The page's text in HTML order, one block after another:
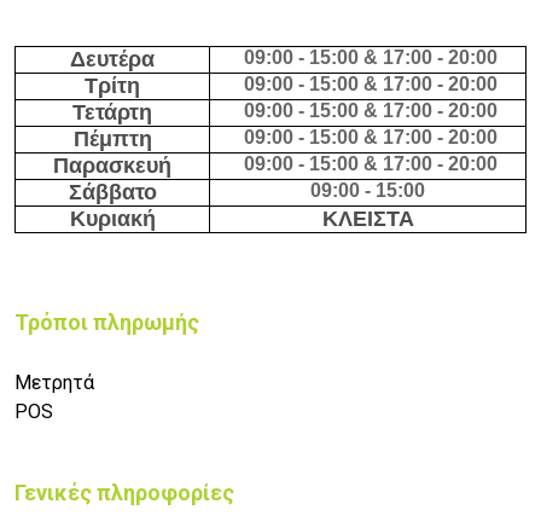
Δευτέρα 09:00 - 15:00 & 17:00 - 20:00
Τρίτη 09:00 - 15:00 & 17:00 - 20:00
Τετάρτη 09:00 - 15:00 & 17:00 - 20:00
Πέμπτη 09:00 - 15:00 & 17:00 - 20:00
Παρασκευή 09:00 - 15:00 & 17:00 - 20:00
Σάββατο 09:00 - 15:00
Κυριακή ΚΛΕΙΣΤΑ
Τρόποι πληρωμής
Μετρητά
POS
Γενικές πληροφορίες